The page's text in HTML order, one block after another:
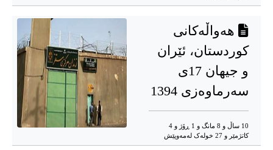
هەواڵەکانی
کوردستان، ئێران
و جیهان 17ی
سەرماوەزی 1394
10 ساڵ و 8 مانگ و 1 ڕۆژ و 4
کاتژمێر و 27 خوله‌ک له‌مه‌وپێش‌